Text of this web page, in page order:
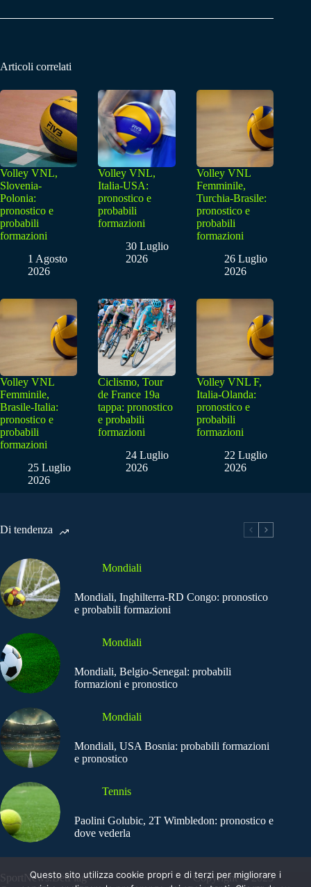
Articoli correlati
Volley VNL,
Slovenia-
Polonia:
pronostico e
probabili
formazioni
1 Agosto
2026
Volley VNL,
Italia-USA:
pronostico e
probabili
formazioni
30 Luglio
2026
Volley VNL
Femminile,
Turchia-Brasile:
pronostico e
probabili
formazioni
26 Luglio
2026
Volley VNL
Femminile,
Brasile-Italia:
pronostico e
probabili
formazioni
25 Luglio
2026
Ciclismo, Tour
de France 19a
tappa: pronostico
e probabili
formazioni
24 Luglio
2026
Volley VNL F,
Italia-Olanda:
pronostico e
probabili
formazioni
22 Luglio
2026
Di tendenza
Mondiali
Mondiali, Inghilterra-RD Congo: pronostico
e probabili formazioni
Mondiali
Mondiali, Belgio-Senegal: probabili
formazioni e pronostico
Mondiali
Mondiali, USA Bosnia: probabili formazioni
e pronostico
Tennis
Paolini Golubic, 2T Wimbledon: pronostico e
dove vederla
SportNews.BetFlag -
Copyright © 2025
Questo sito utilizza cookie propri e di terzi per migliorare i